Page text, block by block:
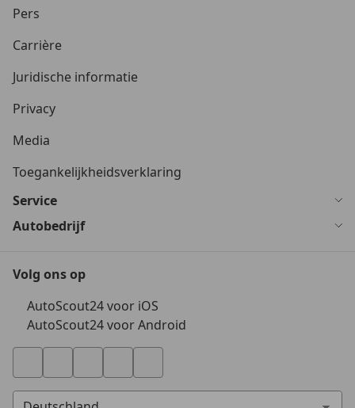
Pers
Carrière
Juridische informatie
Privacy
Media
Toegankelijkheidsverklaring
Service
Autobedrijf
Volg ons op
AutoScout24 voor iOS
AutoScout24 voor Android